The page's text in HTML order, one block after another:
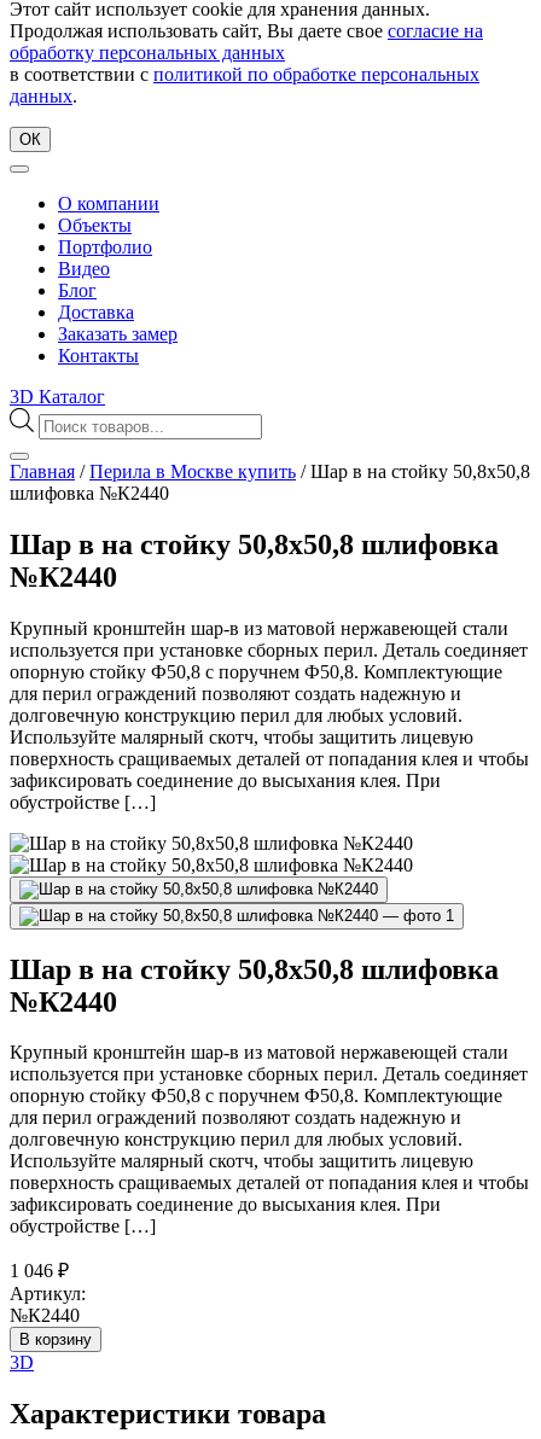
Этот сайт использует cookie для хранения данных.
Продолжая использовать сайт, Вы даете свое согласие на
обработку персональных данных
в соответствии с политикой по обработке персональных
данных.
ОК
О компании
Объекты
Портфолио
Видео
Блог
Доставка
Заказать замер
Контакты
3D Каталог
Поиск
товаров
Главная /Перила в Москве купить /Шар в на стойку 50,8х50,8
шлифовка №К2440
Шар в на стойку 50,8х50,8 шлифовка
№К2440
Крупный кронштейн шар-в из матовой нержавеющей стали
используется при установке сборных перил. Деталь соединяет
опорную стойку Ф50,8 с поручнем Ф50,8. Комплектующие
для перил ограждений позволяют создать надежную и
долговечную конструкцию перил для любых условий.
Используйте малярный скотч, чтобы защитить лицевую
поверхность сращиваемых деталей от попадания клея и чтобы
зафиксировать соединение до высыхания клея. При
обустройстве […]
Шар в на стойку 50,8х50,8 шлифовка
№К2440
Крупный кронштейн шар-в из матовой нержавеющей стали
используется при установке сборных перил. Деталь соединяет
опорную стойку Ф50,8 с поручнем Ф50,8. Комплектующие
для перил ограждений позволяют создать надежную и
долговечную конструкцию перил для любых условий.
Используйте малярный скотч, чтобы защитить лицевую
поверхность сращиваемых деталей от попадания клея и чтобы
зафиксировать соединение до высыхания клея. При
обустройстве […]
1 046 ₽
Артикул:
№К2440
В корзину
3D
Характеристики товара